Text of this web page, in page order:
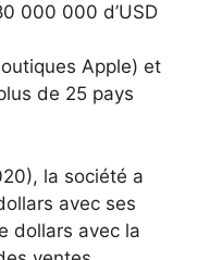
000 000 d’USD
Apple) et
de 25 pays
la société a
avec ses
dollars avec la